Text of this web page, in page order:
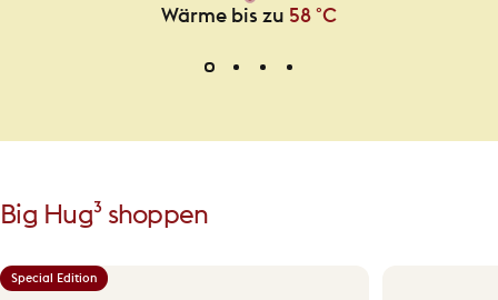
Wärme bis zu 58 °C
Big Hug³ shoppen
Special Edition